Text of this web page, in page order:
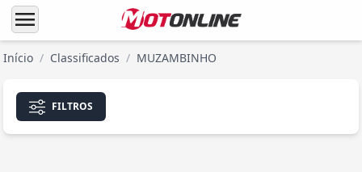
menu
Início / Classificados / MUZAMBINHO
FILTROS